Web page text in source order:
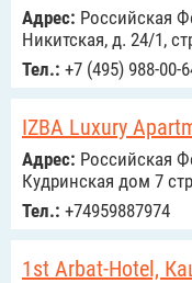
Адрес: Российcкая
Никитская, д. 24/1,
Тел.: +7 (495) 988-00-
IZBA Luxury
Адрес: Российcкая
Кудринская дом 7
Тел.: +74959887974
1st Arbat-Hotel,